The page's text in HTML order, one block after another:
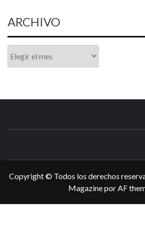
ARCHIVO
Copyright © Todos los derechos
MagazineporAF